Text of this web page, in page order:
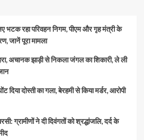
भटक रहा परिवहन निगम, पीएम और गृह मंत्री के
जानें पूरा मामला
अचानक झाड़ी से निकला जंगल का शिकारी, ले ली
दिया दोस्ती का गला, बेरहमी से किया मर्डर, आरोपी
ग्रामीणों ने दी दिवंगतों को श्रद्धांजलि, दर्द के